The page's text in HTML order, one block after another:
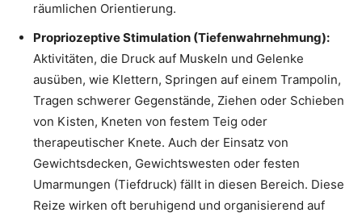
räumlichen Orientierung.
Propriozeptive Stimulation (Tiefenwahrnehmung):
Aktivitäten, die Druck auf Muskeln und Gelenke
ausüben, wie Klettern, Springen auf einem Trampolin,
Tragen schwerer Gegenstände, Ziehen oder Schieben
von Kisten, Kneten von festem Teig oder
therapeutischer Knete. Auch der Einsatz von
Gewichtsdecken, Gewichtswesten oder festen
Umarmungen (Tiefdruck) fällt in diesen Bereich. Diese
Reize wirken oft beruhigend und organisierend auf